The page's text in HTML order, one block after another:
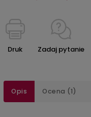
Druk Zadaj pytanie
Opis Ocena (1)